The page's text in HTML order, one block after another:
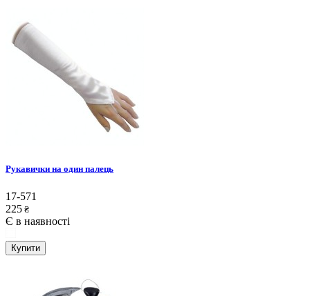
Рукавички на один палець
17-571
225 ₴
Є в наявності
Купити